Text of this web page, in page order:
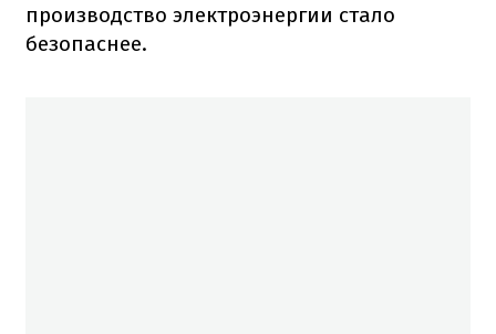
производство электроэнергии стало
безопаснее.